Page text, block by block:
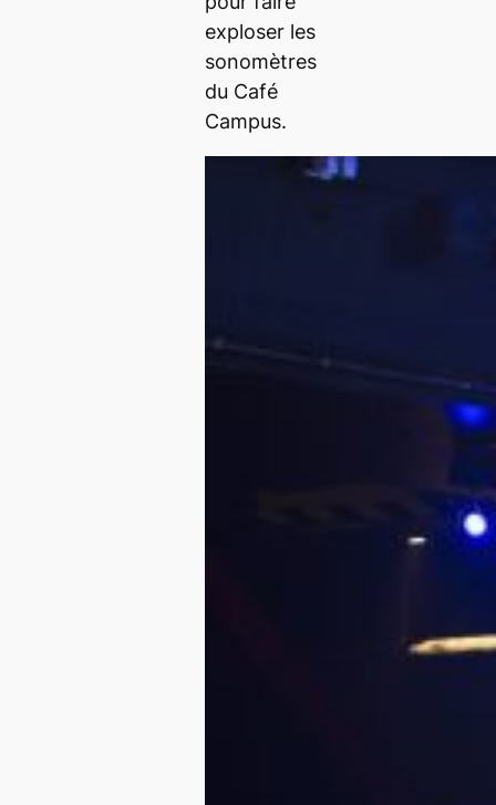
exploser les
sonomètres
du Café
Campus.